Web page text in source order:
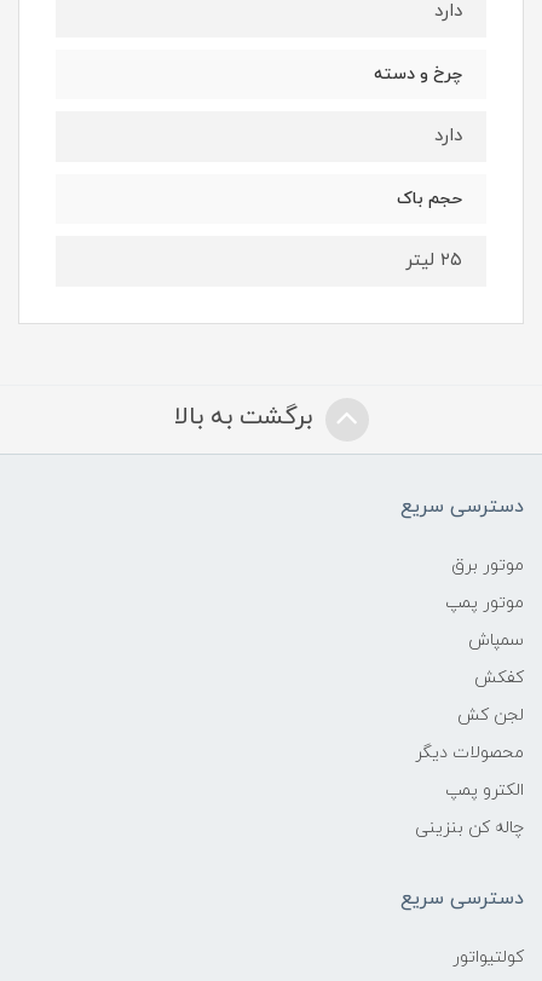
دارد
چرخ و دسته
دارد
حجم باک
۲۵ لیتر
برگشت به بالا
دسترسی سریع
موتور برق
موتور پمپ
سمپاش
کفکش
لجن کش
محصولات دیگر
الکترو پمپ
چاله کن بنزینی
دسترسی سریع
کولتیواتور